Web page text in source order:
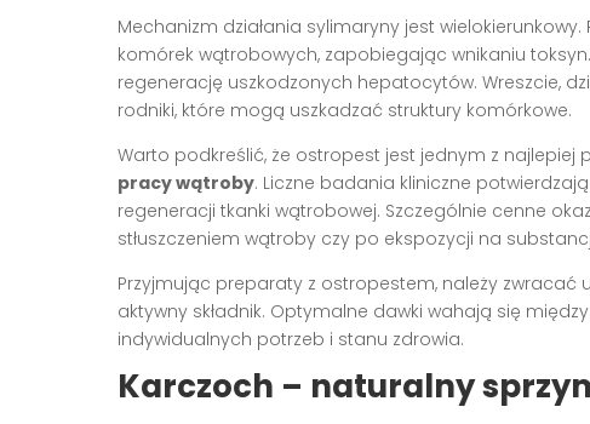
Mechanizm działania sylimaryny jest
komórek wątrobowych, zapobiegając wnikaniu
regenerację uszkodzonych hepatocytów. Wreszcie,
rodniki, które mogą uszkadzać struktury komórkowe.
Warto podkreślić, że ostropest jest jednym z najlepiej
pracy wątroby. Liczne badania kliniczne
regeneracji tkanki wątrobowej. Szczególnie cenne
stłuszczeniem wątroby czy po ekspozycji na
Przyjmując preparaty z ostropestem, należy
aktywny składnik. Optymalne dawki wahają się
indywidualnych potrzeb i stanu zdrowia.
Karczoch – naturalny